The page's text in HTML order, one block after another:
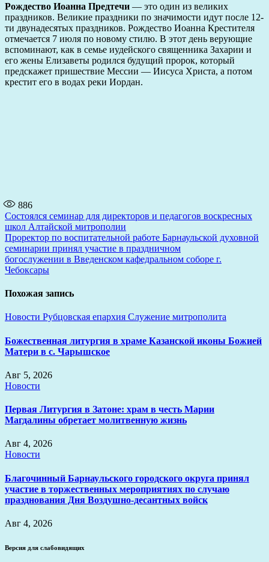
Рождество Иоанна Предтечи — это один из великих
праздников. Великие праздники по значимости идут после 12-
ти двунадесятых праздников. Рождество Иоанна Крестителя
отмечается 7 июля по новому стилю. В этот день верующие
вспоминают, как в семье иудейского священника Захарии и
его жены Елизаветы родился будущий пророк, который
предскажет пришествие Мессии — Иисуса Христа, а потом
крестит его в водах реки Иордан.
886
Навигация
по
записям
Состоялся семинар для директоров и педагогов воскресных
школ Алтайской митрополии
Проректор по воспитательной работе Барнаульской духовной
семинарии принял участие в праздничном
богослужении в Введенском кафедральном соборе г.
Чебоксары
Похожая запись
Новости Рубцовская епархия Служение митрополита
Божественная литургия в храме Казанской иконы Божией
Матери в с. Чарышское
Авг 5, 2026
Новости
Первая Литургия в Затоне: храм в честь Марии
Магдалины обретает молитвенную жизнь
Авг 4, 2026
Новости
Благочинный Барнаульского городского округа принял
участие в торжественных мероприятиях по случаю
празднования Дня Воздушно-десантных войск
Авг 4, 2026
Версия для слабовидящих